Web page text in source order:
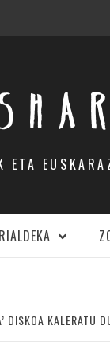
DISKOA KALERATU